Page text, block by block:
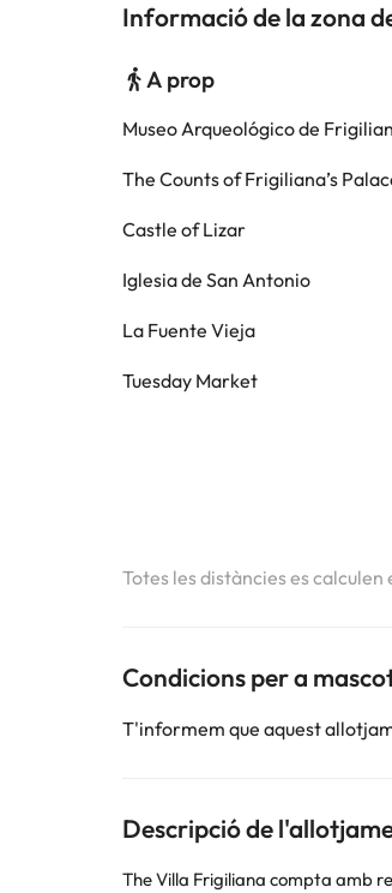
Informació de la zona
A prop
Museo Arqueológico de
The Counts of Frigiliana’s
Castle of Lizar
Iglesia de San Antonio
La Fuente Vieja
Tuesday Market
Totes les distàncies es
Condicions per a
T'informem que aquest
Descripció de
The Villa Frigiliana compta amb